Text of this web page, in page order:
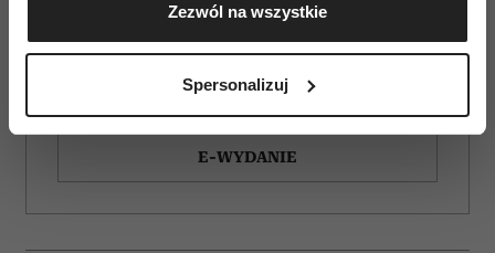
geograficznej z dokładnością nawet do kilku metrów
Identyfikować Twoje urządzenie, aktywnie
(fingerprinting, czyli wirtualny odcisk palca)
dane są przetwarzane oraz ustaw własne preferencje w
sekcji szczegółów. W Deklaracji plików cookie możesz
Zezwól na wszystkie
Spersonalizuj
ZAMÓW
E-WYDANIE